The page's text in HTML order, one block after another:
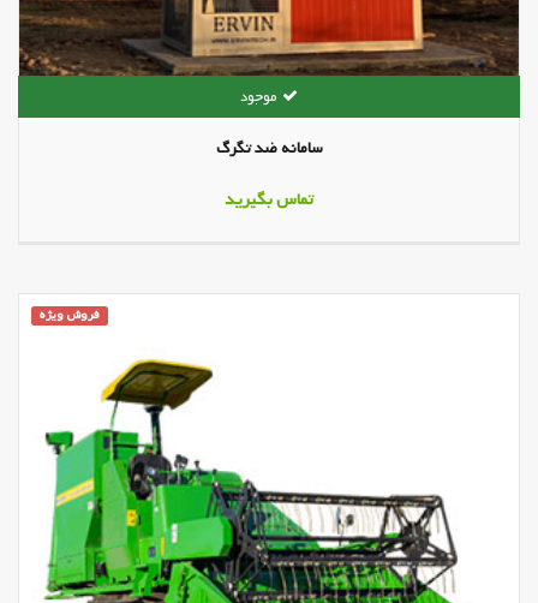
سامانه ضد تگرگ
تماس بگیرید
فروش ویژه